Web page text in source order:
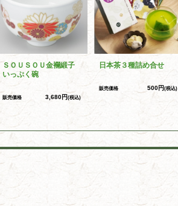
ＳＯＵＳＯＵ金襴緞子
いっぷく碗
販売価格 3,680円(税込)
日本茶３種詰め合せ
販売価格 500円(税込)